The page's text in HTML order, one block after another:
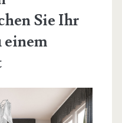
Sie Ihr
einem